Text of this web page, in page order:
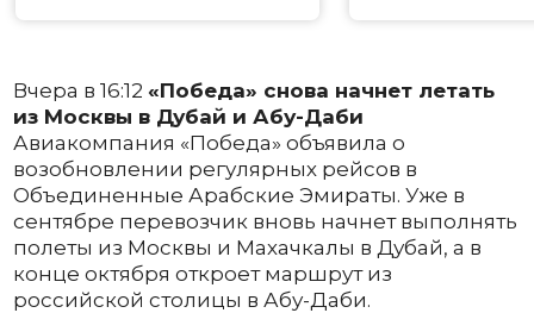
Вчера в 16:12 «Победа» снова начнет летать
из Москвы в Дубай и Абу-Даби
Авиакомпания «Победа» объявила о
возобновлении регулярных рейсов в
Объединенные Арабские Эмираты. Уже в
сентябре перевозчик вновь начнет выполнять
полеты из Москвы и Махачкалы в Дубай, а в
конце октября откроет маршрут из
российской столицы в Абу-Даби.